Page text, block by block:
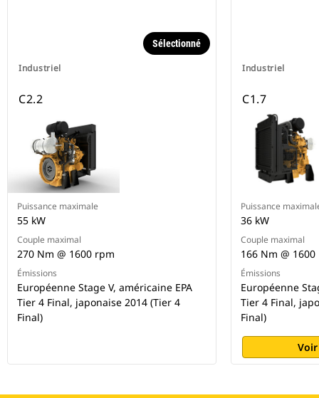
Industriel
Sélectionné
C2.2
Puissance maximale
55 kW
Couple maximal
270 Nm @ 1600 rpm
Émissions
Européenne Stage V, américaine EPA
Tier 4 Final, japonaise 2014 (Tier 4
Final)
Industriel
C1.7
Puissance
36 kW
Couple maximal
166 Nm @
Émissions
Européenne
Tier 4 Final,
Final)